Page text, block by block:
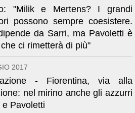
"Milik e Mertens? I grandi
possono sempre coesistere.
da Sarri, ma Pavoletti è
ci rimetterà di più"
2017
- Fiorentina, via alla
nel mirino anche gli azzurri
e Pavoletti